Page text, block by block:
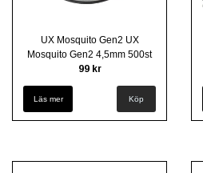
UX Mosquito Gen2 UX
Mosquito Gen2 4,5mm 500st
99 kr
Läs mer